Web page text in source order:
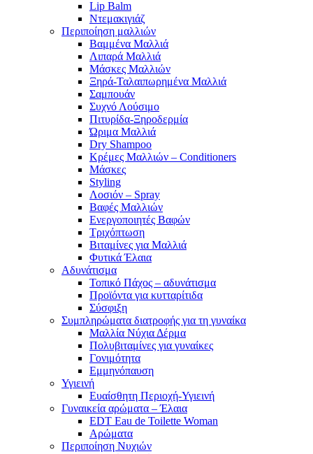
Lip Balm
Ντεμακιγιάζ
Περιποίηση μαλλιών
Βαμμένα Μαλλιά
Λιπαρά Μαλλιά
Μάσκες Μαλλιών
Ξηρά-Ταλαιπωρημένα Μαλλιά
Σαμπουάν
Συχνό Λούσιμο
Πιτυρίδα-Ξηροδερμία
Ώριμα Μαλλιά
Dry Shampoo
Κρέμες Μαλλιών – Conditioners
Μάσκες
Styling
Λοσιόν – Spray
Βαφές Μαλλιών
Ενεργοποιητές Βαφών
Τριχόπτωση
Βιταμίνες για Μαλλιά
Φυτικά Έλαια
Αδυνάτισμα
Τοπικό Πάχος – αδυνάτισμα
Προϊόντα για κυτταρίτιδα
Σύσφιξη
Συμπληρώματα διατροφής για τη γυναίκα
Μαλλία Νύχια Δέρμα
Πολυβιταμίνες για γυναίκες
Γονιμότητα
Εμμηνόπαυση
Υγιεινή
Ευαίσθητη Περιοχή-Υγιεινή
Γυναικεία αρώματα – Έλαια
EDT Eau de Toilette Woman
Αρώματα
Περιποίηση Νυχιών